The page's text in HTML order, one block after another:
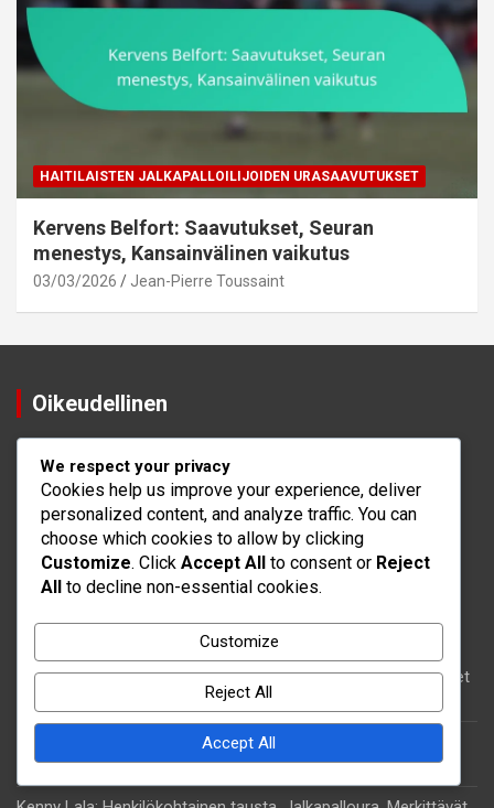
HAITILAISTEN JALKAPALLOILIJOIDEN URASAAVUTUKSET
Kervens Belfort: Saavutukset, Seuran
menestys, Kansainvälinen vaikutus
03/03/2026 Jean-Pierre Toussaint
Oikeudellinen
Evästeasetukset
Käyttäjäsopimus
Tietoa meistä
Tietosuojakäytäntö
Uusimmat julkaisut
Jeff Louis: Panokset haitilaisessa jalkapallossa, Kansainväliset
Wade Fletcher: Maajoukkueen vaikutus, Kansainväliset
turnaukset, Panokset
We respect your privacy
Cookies help us improve your experience, deliver
personalized content, and analyze traffic. You can
choose which cookies to allow by clicking
Customize. Click Accept All to consent or Reject
All to decline non-essential cookies.
Customize
Reject All
Accept All